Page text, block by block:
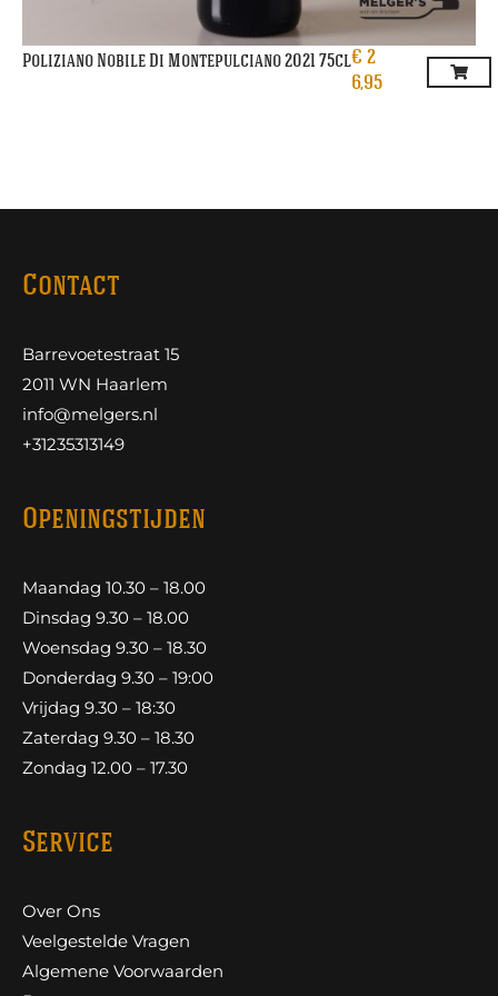
Poliziano Nobile Di Montepulciano 2021 75cl€ 2
6,95
Contact
Barrevoetestraat 15
2011 WN Haarlem
info@melgers.nl
+31235313149
Openingstijden
Maandag 10.30 – 18.00
Dinsdag 9.30 – 18.00
Woensdag 9.30 – 18.30
Donderdag 9.30 – 19:00
Vrijdag 9.30 – 18:30
Zaterdag 9.30 – 18.30
Zondag 12.00 – 17.30
Service
Over Ons
Veelgestelde Vragen
Algemene Voorwaarden